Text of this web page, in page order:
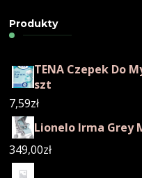
Produkty
TENA Czepek Do
szt
7,59zł
Lionelo Irma Grey
349,00zł